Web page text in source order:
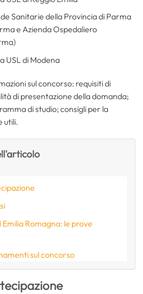
Sanitarie della Provincia di Parma
e Azienda Ospedaliero
USL di Modena
sul concorso: requisiti di
di presentazione della domanda;
di studio; consigli per la
utili.
Romagna: le prove
sul concorso